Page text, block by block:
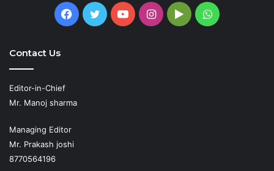
Facebook
TwitterYouTubeInstagram
GoogleWhatsApp
Contact Us
Editor-in-Chief
Mr. Manoj sharma
Managing Editor
Mr. Prakash joshi
8770564196